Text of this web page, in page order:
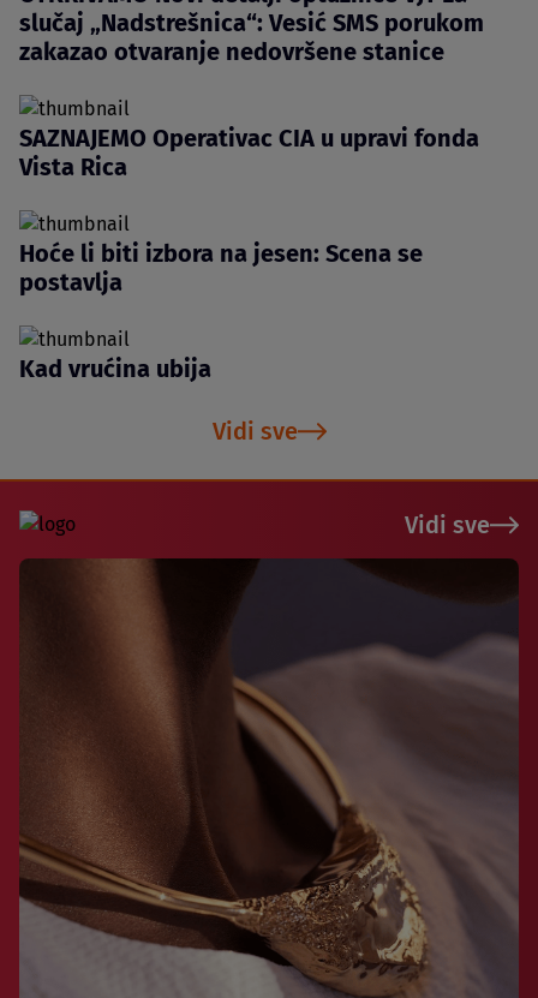
slučaj „Nadstrešnica“: Vesić SMS porukom
zakazao otvaranje nedovršene stanice
SAZNAJEMO Operativac CIA u upravi fonda
Vista Rica
Hoće li biti izbora na jesen: Scena se
postavlja
Kad vrućina ubija
Vidi sve
Vidi sve